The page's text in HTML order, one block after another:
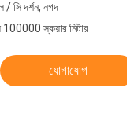
/ সি দর্শন, নগদ
100000 স্কয়ার মিটার
যোগাযোগ